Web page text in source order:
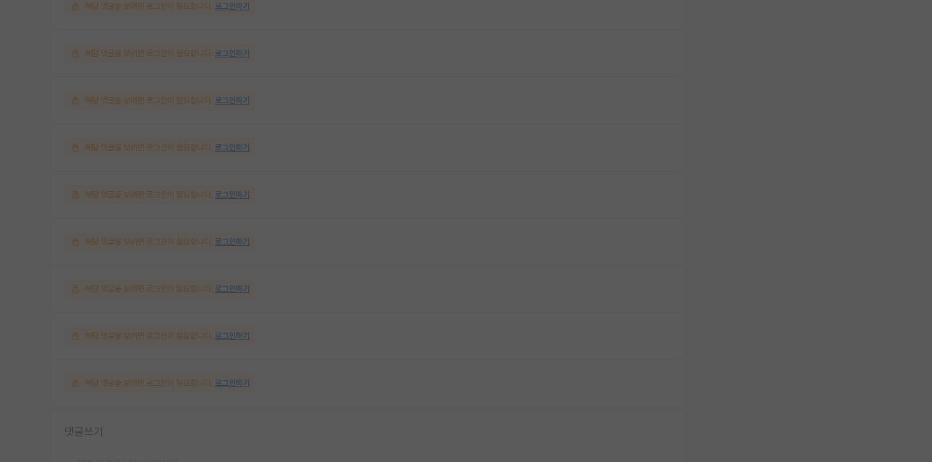
해당 댓글을 보려면 로그인이 필요합니다. 로그인하기
해당 댓글을 보려면 로그인이 필요합니다. 로그인하기
해당 댓글을 보려면 로그인이 필요합니다. 로그인하기
해당 댓글을 보려면 로그인이 필요합니다. 로그인하기
해당 댓글을 보려면 로그인이 필요합니다. 로그인하기
해당 댓글을 보려면 로그인이 필요합니다. 로그인하기
해당 댓글을 보려면 로그인이 필요합니다. 로그인하기
해당 댓글을 보려면 로그인이 필요합니다. 로그인하기
해당 댓글을 보려면 로그인이 필요합니다. 로그인하기
댓글쓰기